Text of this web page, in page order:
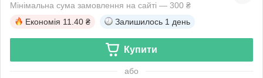
Мінімальна сума замовлення на сайті — 300 ₴
Економія 11.40 ₴ Залишилось 1 день
Купити
або